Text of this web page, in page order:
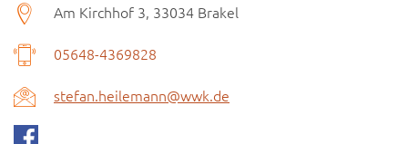
Am Kirchhof 3, 33034 Brakel
05648-4369828
stefan.heilemann@wwk.de